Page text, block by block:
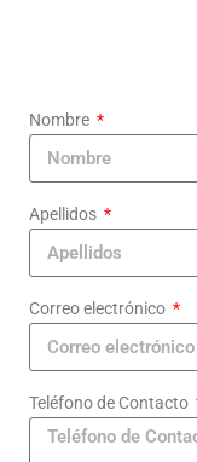
Nombre
Apellidos
Correo electrónico
Teléfono de Contacto